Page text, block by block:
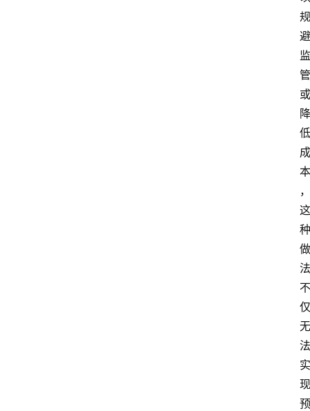
规
避
监
管
或
降
低
成
本
，
这
种
做
法
不
仅
无
法
实
现
预